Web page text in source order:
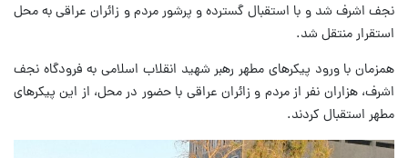
نجف اشرف شد و با استقبال گسترده و پرشور مردم و زائران عراقی به محل
استقرار منتقل شد.
همزمان با ورود پیکرهای مطهر رهبر شهید انقلاب اسلامی به فرودگاه نجف
اشرف، هزاران نفر از مردم و زائران عراقی با حضور در محل، از این پیکرهای
مطهر استقبال کردند.